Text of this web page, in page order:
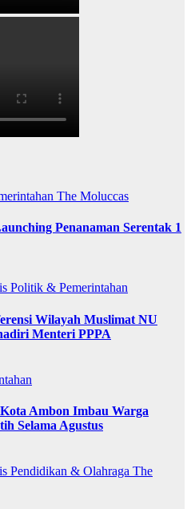
The Moluccas
Penanaman Serentak 1
Politik & Pemerintahan
Wilayah Muslimat NU
Menteri PPPA
Ambon Imbau Warga
Selama Agustus
Pendidikan & Olahraga The